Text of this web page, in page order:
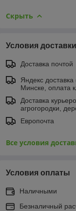
Скрыть
Условия доставки
Доставка почтой
Яндекс
Минске, оплата
Доставка
агрогородки,
Европочта
Все условия
Условия оплаты
Наличными
Безналичный